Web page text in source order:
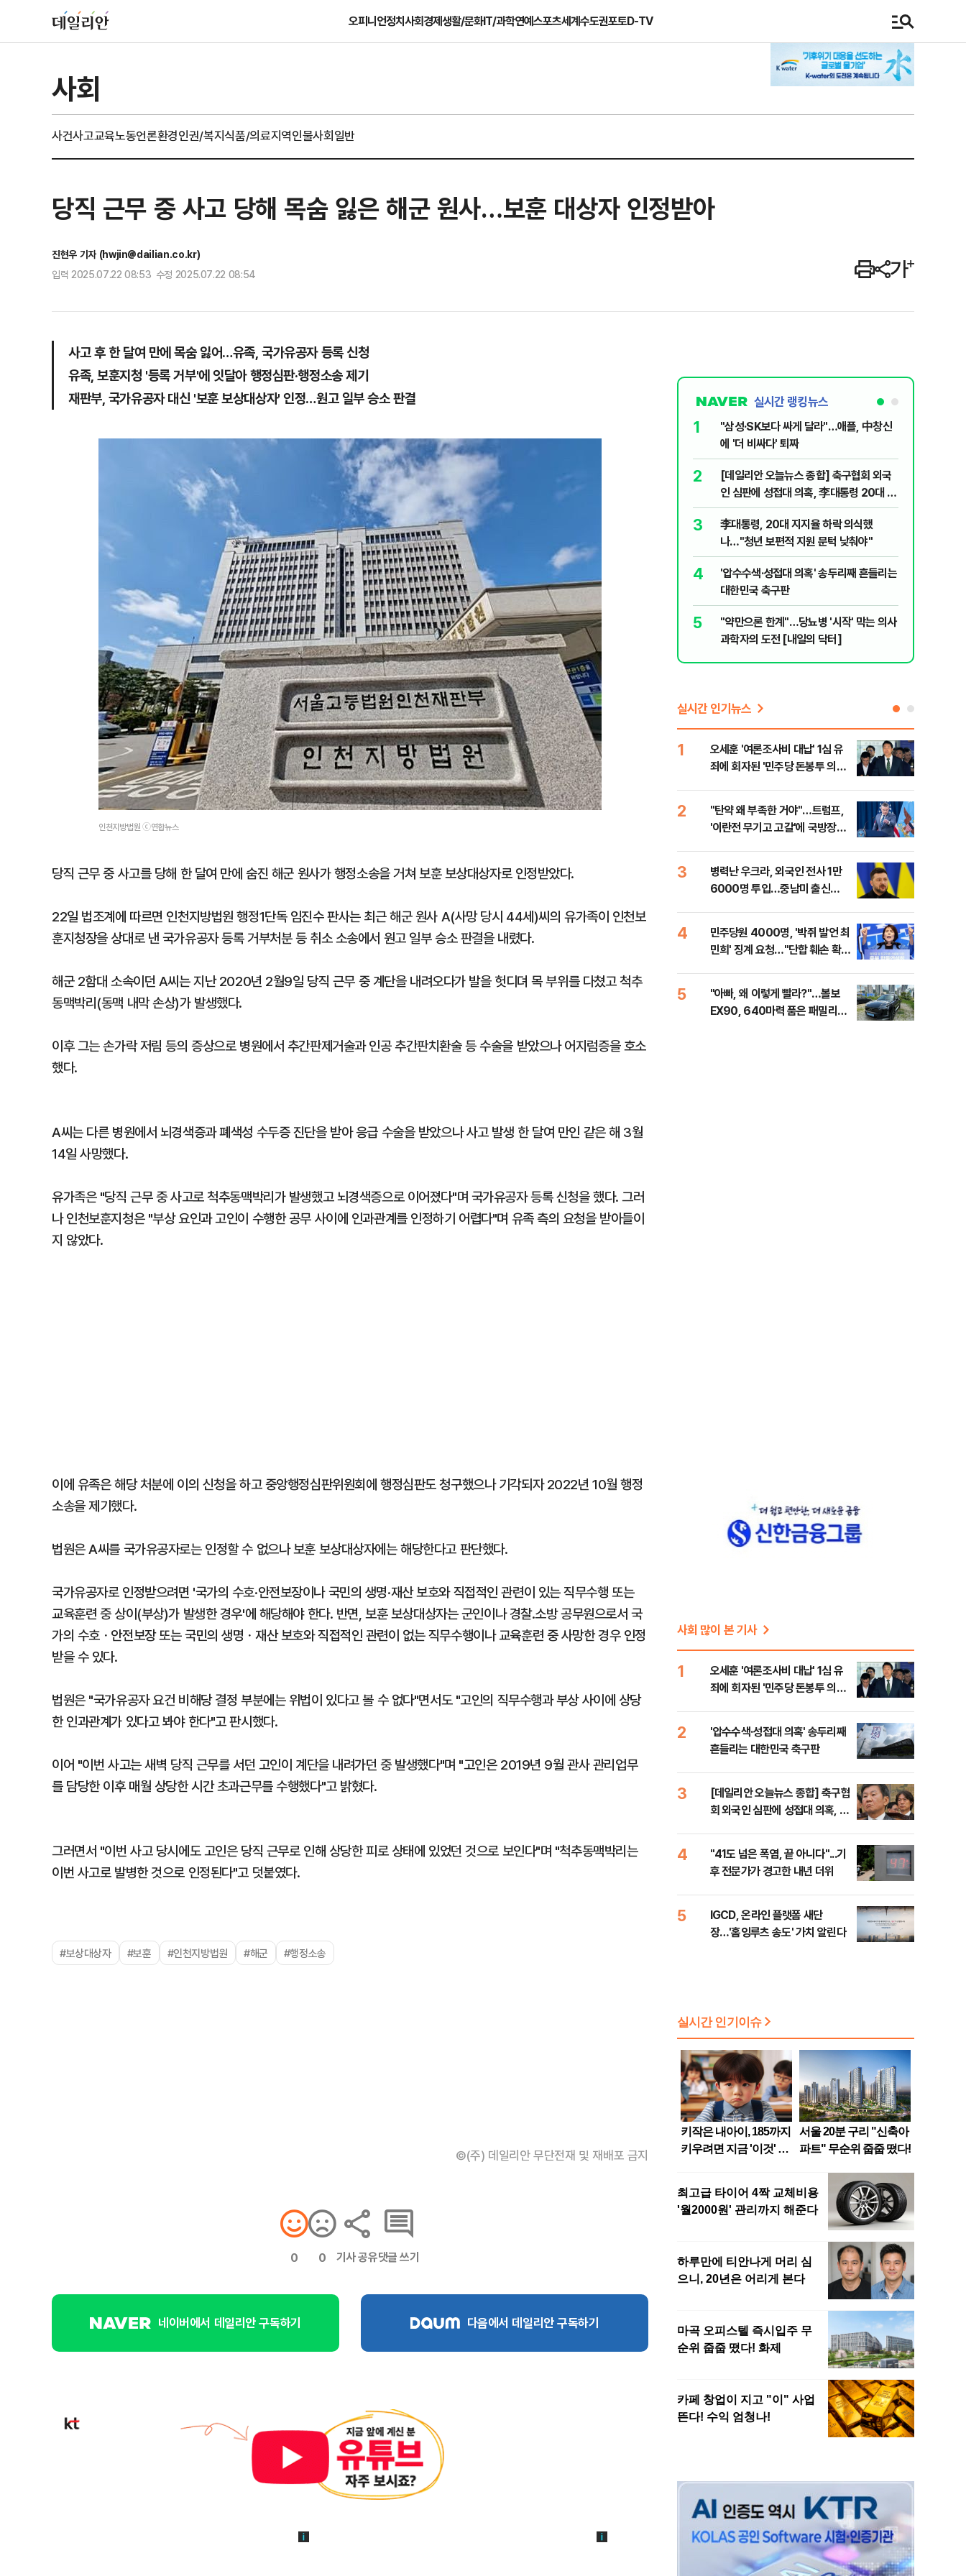
오피니언정치사회경제생활/문화IT/과학연예스포츠세계수도권포토D-TV
사회
사건사고교육노동언론환경인권/복지식품/의료지역인물사회일반
당직 근무 중 사고 당해 목숨 잃은 해군 원사…보훈 대상자 인정받아
진현우 기자 (hwjin@dailian.co.kr)
입력 2025.07.22 08:53 수정 2025.07.22 08:54
사고 후 한 달여 만에 목숨 잃어…유족, 국가유공자 등록 신청
유족, 보훈지청 '등록 거부'에 잇달아 행정심판·행정소송 제기
재판부, 국가유공자 대신 '보훈 보상대상자' 인정…원고 일부 승소 판결
인천지방법원 ⓒ연합뉴스
당직 근무 중 사고를 당해 한 달여 만에 숨진 해군 원사가 행정소송을 거쳐 보훈 보상대상자로 인정받았다.
22일 법조계에 따르면 인천지방법원 행정1단독 임진수 판사는 최근 해군 원사 A(사망 당시 44세)씨의 유가족이 인천보
훈지청장을 상대로 낸 국가유공자 등록 거부처분 등 취소 소송에서 원고 일부 승소 판결을 내렸다.
해군 2함대 소속이던 A씨는 지난 2020년 2월9일 당직 근무 중 계단을 내려오다가 발을 헛디뎌 목 부위를 다쳤고 척추
동맥박리(동맥 내막 손상)가 발생했다.
이후 그는 손가락 저림 등의 증상으로 병원에서 추간판제거술과 인공 추간판치환술 등 수술을 받았으나 어지럼증을 호소
했다.
A씨는 다른 병원에서 뇌경색증과 폐색성 수두증 진단을 받아 응급 수술을 받았으나 사고 발생 한 달여 만인 같은 해 3월
14일 사망했다.
유가족은 "당직 근무 중 사고로 척추동맥박리가 발생했고 뇌경색증으로 이어졌다"며 국가유공자 등록 신청을 했다. 그러
나 인천보훈지청은 "부상 요인과 고인이 수행한 공무 사이에 인과관계를 인정하기 어렵다"며 유족 측의 요청을 받아들이
지 않았다.
이에 유족은 해당 처분에 이의 신청을 하고 중앙행정심판위원회에 행정심판도 청구했으나 기각되자 2022년 10월 행정
소송을 제기했다.
법원은 A씨를 국가유공자로는 인정할 수 없으나 보훈 보상대상자에는 해당한다고 판단했다.
국가유공자로 인정받으려면 '국가의 수호·안전보장이나 국민의 생명·재산 보호와 직접적인 관련이 있는 직무수행 또는
교육훈련 중 상이(부상)가 발생한 경우'에 해당해야 한다. 반면, 보훈 보상대상자는 군인이나 경찰.소방 공무원으로서 국
가의 수호ㆍ안전보장 또는 국민의 생명ㆍ재산 보호와 직접적인 관련이 없는 직무수행이나 교육훈련 중 사망한 경우 인정
받을 수 있다.
법원은 "국가유공자 요건 비해당 결정 부분에는 위법이 있다고 볼 수 없다"면서도 "고인의 직무수행과 부상 사이에 상당
한 인과관계가 있다고 봐야 한다"고 판시했다.
이어 "이번 사고는 새벽 당직 근무를 서던 고인이 계단을 내려가던 중 발생했다"며 "고인은 2019년 9월 관사 관리업무
를 담당한 이후 매월 상당한 시간 초과근무를 수행했다"고 밝혔다.
그러면서 "이번 사고 당시에도 고인은 당직 근무로 인해 상당한 피로 상태에 있었던 것으로 보인다"며 "척추동맥박리는
이번 사고로 발병한 것으로 인정된다"고 덧붙였다.
#보상대상자 #보훈 #인천지방법원 #해군 #행정소송
©(주) 데일리안 무단전재 및 재배포 금지
0 0 기사 공유댓글 쓰기
네이버에서 데일리안 구독하기 다음에서 데일리안 구독하기
실시간 랭킹뉴스
1
"삼성·SK보다 싸게 달라"…애플, 中창신
에 '더 비싸다' 퇴짜
2
[데일리안 오늘뉴스 종합] 축구협회 외국
인 심판에 성접대 의혹, 李대통령 20대 지
지율 하락 의식했나, 삼전닉스 올인은 금
물, SK하이닉스 프리마켓 시초가 논란 재
점화, 김민석 "과반 승리 가능성 99%" 등
3
李대통령, 20대 지지율 하락 의식했
나…"청년 보편적 지원 문턱 낮춰야"
4
'압수수색·성접대 의혹' 송두리째 흔들리는
대한민국 축구판
5
"약만으론 한계"…당뇨병 '시작' 막는 의사
과학자의 도전 [내일의 닥터]
실시간 인기뉴스
1
오세훈 '여론조사비 대납' 1심 유
죄에 회자된 '민주당 돈봉투 의
2
"탄약 왜 부족한 거야"…트럼프,
'이란전 무기고 고갈'에 국방장관
3
병력난 우크라, 외국인 전사 1만
6000명 투입…중남미 출신
4
민주당원 4000명, '박쥐 발언 최
민희' 징계 요청…"단합 훼손 확인
5
"아빠, 왜 이렇게 빨라?"…볼보
EX90, 640마력 품은 패밀리카
사회 많이 본 기사
1
오세훈 '여론조사비 대납' 1심 유
죄에 회자된 '민주당 돈봉투 의
2
'압수수색·성접대 의혹' 송두리째
흔들리는 대한민국 축구판
3
[데일리안 오늘뉴스 종합] 축구협
회 외국인 심판에 성접대 의혹, 李
이닉스 프리마켓 시초가 논란 재
점화, 김민석 "과반 승리 가능성
99%" 등
4
"41도 넘은 폭염, 끝 아니다"...기
후 전문가가 경고한 내년 더위
5
IGCD, 온라인 플랫폼 새단
장…'홈잉루츠 송도' 가치 알린다